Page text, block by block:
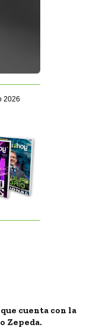
2026
cuenta con la
Zepeda.